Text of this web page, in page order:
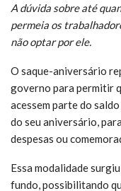
A dúvida sobre até
permeia os
não optar por ele.
O saque-aniversário
governo para permitir
acessem parte do
do seu aniversário,
despesas ou
Essa modalidade
fundo, possibilitando